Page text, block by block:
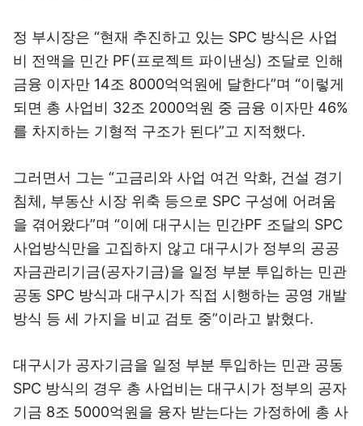
정 부시장은 “현재 추진하고 있는 SPC 방식은 사업
비 전액을 민간 PF(프로젝트 파이낸싱) 조달로 인해
금융 이자만 14조 8000억억원에 달한다”며 “이렇게
되면 총 사업비 32조 2000억원 중 금융 이자만 46%
를 차지하는 기형적 구조가 된다”고 지적했다.
그러면서 그는 “고금리와 사업 여건 악화, 건설 경기
침체, 부동산 시장 위축 등으로 SPC 구성에 어려움
을 겪어왔다”며 “이에 대구시는 민간PF 조달의 SPC
사업방식만을 고집하지 않고 대구시가 정부의 공공
자금관리기금(공자기금)을 일정 부분 투입하는 민관
공동 SPC 방식과 대구시가 직접 시행하는 공영 개발
방식 등 세 가지을 비교 검토 중”이라고 밝혔다.
대구시가 공자기금을 일정 부분 투입하는 민관 공동
SPC 방식의 경우 총 사업비는 대구시가 정부의 공자
기금 8조 5000억원을 융자 받는다는 가정하에 총 사